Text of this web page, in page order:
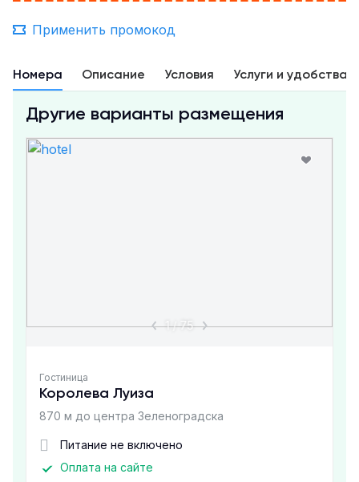
Применить промокод
Номера Описание Условия Услуги и удобства
Другие варианты размещения
1/75
Гостиница
Королева Луиза
870 м до центра Зеленоградска
Питание не включено
Оплата на сайте